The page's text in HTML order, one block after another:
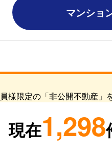
マンショ
現在1,298